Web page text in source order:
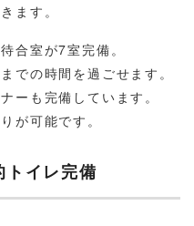
ます。
合室が7室完備。
での時間を過ごせます。
ーも完備しています。
が可能です。
トイレ完備